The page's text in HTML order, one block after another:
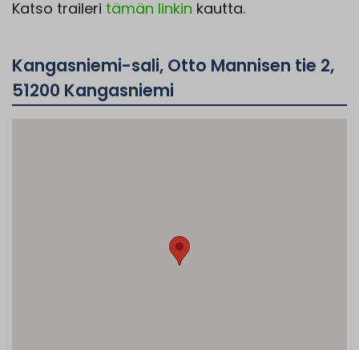
Katso traileri tämän linkin kautta.
Kangasniemi-sali, Otto Mannisen tie 2,
51200 Kangasniemi